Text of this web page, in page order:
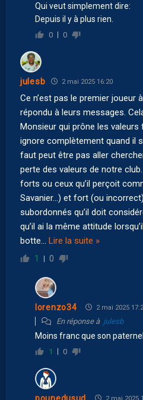
Qui veut simplement dire:
Depuis il y à plus rien.
0 0
julesb 2 mai 2025 16:20
Ce n’est pas le premier joueur à
répondu à leurs messages.
Monsieur qui prône les
ignore complètement quand il
faut peut être pas aller
perte des valeurs de notre
forts ou ceux qu’il perçoit
Savanier…) et fort (ou
subordonnés qu’il doit
qu’il ai la même attitude
botte… Lire la suite »
1 0
lorenzo34 2 mai 2025
En réponse à julesb
Moins franc que son
1 0